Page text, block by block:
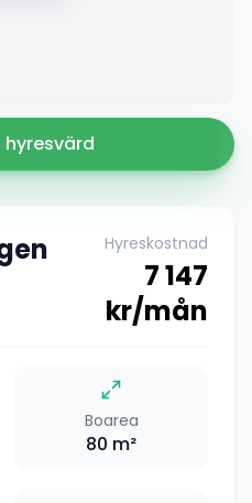
Hyreskostnad
7 147
kr/mån
Boarea
80 m²